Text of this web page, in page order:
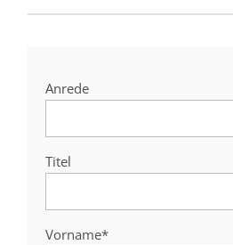
Anrede
Titel
Vorname*